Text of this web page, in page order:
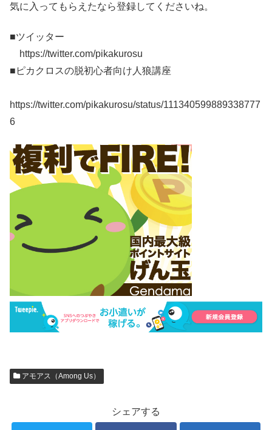
気に入ってもらえたなら登録してくださいね。
■ツイッター
https://twitter.com/pikakurosu
■ピカクロスの脱初心者向け人狼講座
https://twitter.com/pikakurosu/status/111340599889338777
6
アモアス（Among Us）
シェアする